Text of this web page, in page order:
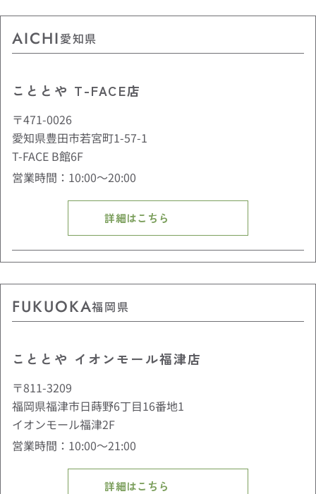
AICHI愛知県
こととや T-FACE店
〒471-0026
愛知県豊田市若宮町1-57-1
T-FACE B館6F
営業時間：10:00〜20:00
詳細はこちら
FUKUOKA福岡県
こととや イオンモール福津店
〒811-3209
福岡県福津市日蒔野6丁目16番地1
イオンモール福津2F
営業時間：10:00〜21:00
詳細はこちら